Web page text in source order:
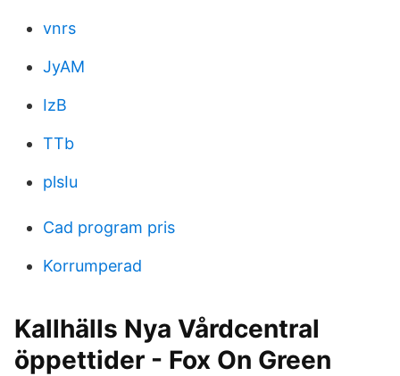
vnrs
JyAM
IzB
TTb
plsIu
Cad program pris
Korrumperad
Kallhälls Nya Vårdcentral
öppettider - Fox On Green